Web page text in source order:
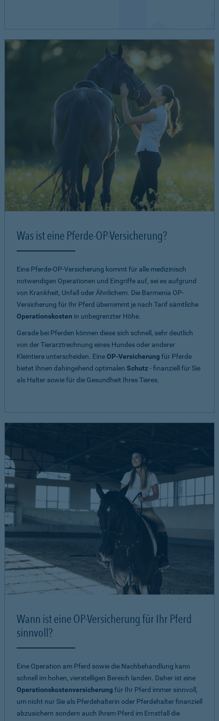
Was ist eine Pferde-OP-Versicherung?
Eine Pferde-OP-Versicherung kommt für alle medizinisch
notwendigen Operationen und Eingriffe auf, sei es aufgrund
von Krankheit, Unfall oder Ähnlichem. Die Barmenia OP-
Versicherung für Ihr Pferd übernimmt je nach Tarif sämtliche
Operationskosten in unbegrenzter Höhe.
Gerade bei Pferden können diese sich schnell, sehr deutlich
von der Tierarztrechnung eines Hundes oder anderer
Kleintiere unterscheiden. EineOP-Versicherung für Pferde
bietet Ihnen dahingehend optimalen Schutz- finanziell für Sie
als Halter sowie für die Gesundheit Ihres Tieres.
Wann ist eine OP-Versicherung für Ihr Pferd
sinnvoll?
Eine Operation am Pferd sowie die Nachbehandlung kann
schnell im hohen, vierstelligen Bereich landen. Daher ist eine
Operationskostenversicherung für Ihr Pferd immer sinnvoll,
um nicht nur Sie als Pferdehalterin oder Pferdehalter finanziell
abzusichern sondern auch Ihrem Pferd im Ernstfall die